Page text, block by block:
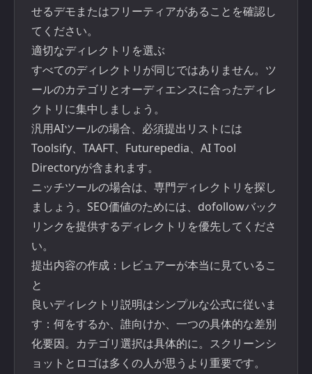
せるデモまたはフリーティアがあることを確認し
てください。
適切なディレクトリを選ぶ
すべてのディレクトリが同じではありません。ツ
ールのカテゴリとオーディエンスに合ったディレ
クトリに集中しましょう。
汎用AIツールの場合、必須提出リストには
Toolsify、TAAFT、Futurepedia、AI Tool
Directoryが含まれます。
ニッチツールの場合は、専門ディレクトリを探し
ましょう。SEO価値のためには、dofollowバック
リンクを提供するディレクトリを優先してくださ
い。
提出内容の作成：レビュアーが本当に見ているこ
と
良いディレクトリ説明はシンプルな公式に従いま
す：何をするか、誰向けか、一つの具体的な差別
化要因。カテゴリ選択は具体的に。スクリーンシ
ョットとロゴは多くの人が思うより重要です。